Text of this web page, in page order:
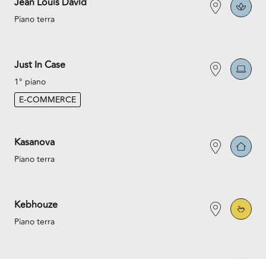
Piano terra
Just In Case
1° piano
E-COMMERCE
Kasanova
Piano terra
Kebhouze
Piano terra